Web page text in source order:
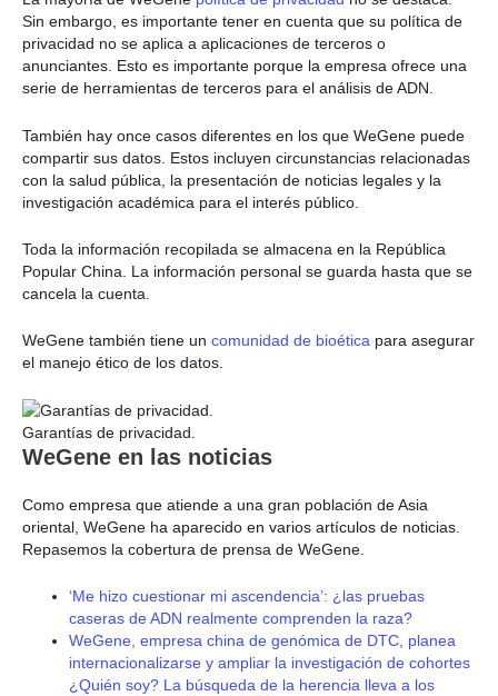
Sin embargo, es importante tener en cuenta que su política de
privacidad no se aplica a aplicaciones de terceros o
anunciantes. Esto es importante porque la empresa ofrece una
serie de herramientas de terceros para el análisis de ADN.
También hay once casos diferentes en los que WeGene puede
compartir sus datos. Estos incluyen circunstancias relacionadas
con la salud pública, la presentación de noticias legales y la
investigación académica para el interés público.
Toda la información recopilada se almacena en la República
Popular China. La información personal se guarda hasta que se
cancela la cuenta.
WeGene también tiene un comunidad de bioética para asegurar
el manejo ético de los datos.
Garantías de privacidad.
WeGene en las noticias
Como empresa que atiende a una gran población de Asia
oriental, WeGene ha aparecido en varios artículos de noticias.
Repasemos la cobertura de prensa de WeGene.
‘Me hizo cuestionar mi ascendencia’: ¿las pruebas
caseras de ADN realmente comprenden la raza?
WeGene, empresa china de genómica de DTC, planea
internacionalizarse y ampliar la investigación de cohortes
¿Quién soy? La búsqueda de la herencia lleva a los